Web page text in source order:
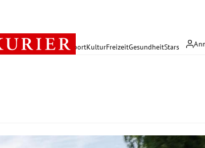
PolitikWirtschaft SportKulturFreizeitGesundheitStars